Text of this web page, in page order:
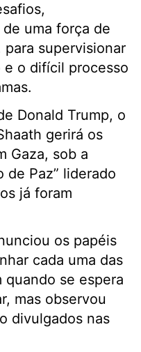
uma força de
supervisionar
o difícil processo
Donald Trump, o
gerirá os
Gaza, sob a
de Paz” liderado
já foram
os papéis
cada uma das
quando se espera
mas observou
divulgados nas